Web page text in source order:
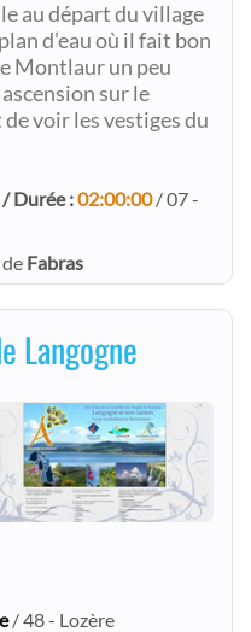
au départ du village
d’eau où il fait bon
Montlaur un peu
sur le
voir les vestiges du
/ Durée :02:00:00/ 07 -
de Fabras
Langogne
/ 48 - Lozère